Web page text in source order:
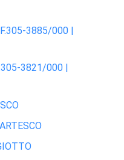
3885/000 |
3821/000 |